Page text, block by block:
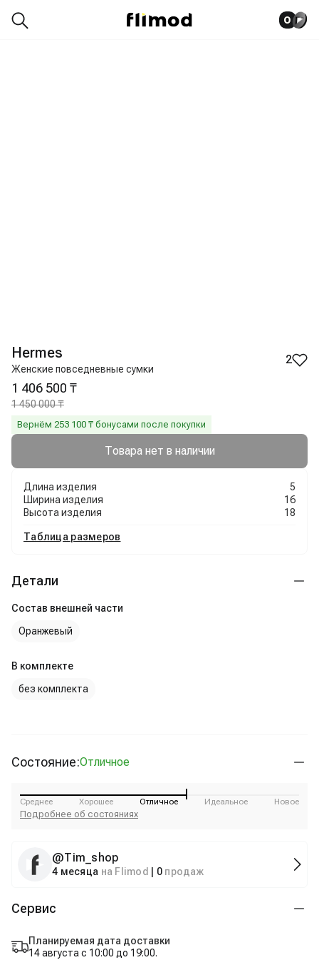
0
Hermes
Женские повседневные сумки
2
1 406 500 ₸
1 450 000 ₸
Вернём 253 100 ₸ бонусами после покупки
Товара нет в наличии
Длина изделия
5
Ширина изделия
16
Высота изделия
18
Таблица размеров
Детали
Состав внешней части
Оранжевый
В комплекте
без комплекта
Состояние:Отличное
Среднее Хорошее Отличное Идеальное Новое
Подробнее об состояниях
@Tim_shop
4 месяца на Flimod 0 продаж
Сервис
Планируемая дата доставки
14 августа с 10:00 до 19:00.